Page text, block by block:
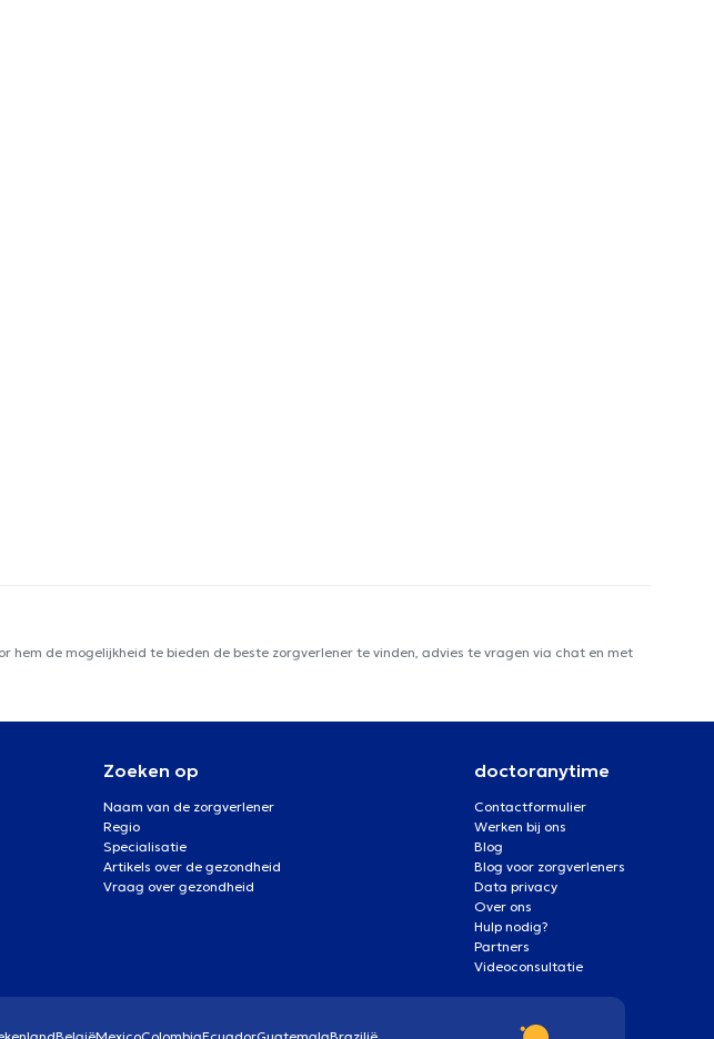
de mogelijkheid te bieden de beste zorgverlener te vinden, advies te vragen via chat en met
Zoeken op
Naam van de zorgverlener
Regio
Specialisatie
Artikels over de gezondheid
Vraag over gezondheid
doctoranytime
Contactformulier
Werken bij ons
Blog
Blog voor zorgverleners
Data privacy
Over ons
Hulp nodig?
Partners
Videoconsultatie